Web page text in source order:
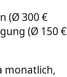
(Ø 300 €
(Ø 150 €
monatlich,